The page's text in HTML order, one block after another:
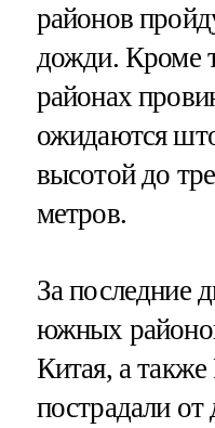
районов
дожди. Кроме
районах
ожидаются
высотой до
метров.
За последние
южных
Китая, а
пострадали